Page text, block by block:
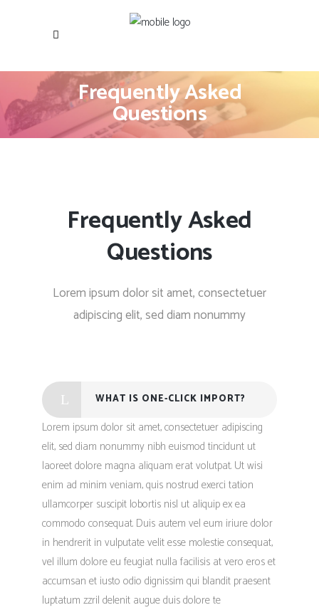
Frequently Asked
Questions
Frequently Asked
Questions
Lorem ipsum dolor sit amet, consectetuer
adipiscing elit, sed diam nonummy
WHAT IS ONE-CLICK IMPORT?
Lorem ipsum dolor sit amet, consectetuer adipiscing
elit, sed diam nonummy nibh euismod tincidunt ut
laoreet dolore magna aliquam erat volutpat. Ut wisi
enim ad minim veniam, quis nostrud exerci tation
ullamcorper suscipit lobortis nisl ut aliquip ex ea
commodo consequat. Duis autem vel eum iriure dolor
in hendrerit in vulputate velit esse molestie consequat,
vel illum dolore eu feugiat nulla facilisis at vero eros et
accumsan et iusto odio dignissim qui blandit praesent
luptatum zzril delenit augue duis dolore te